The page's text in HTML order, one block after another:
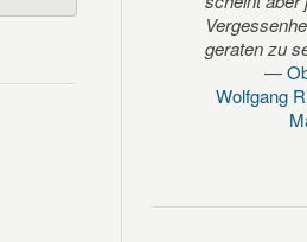
geraten zu
Wolfgang